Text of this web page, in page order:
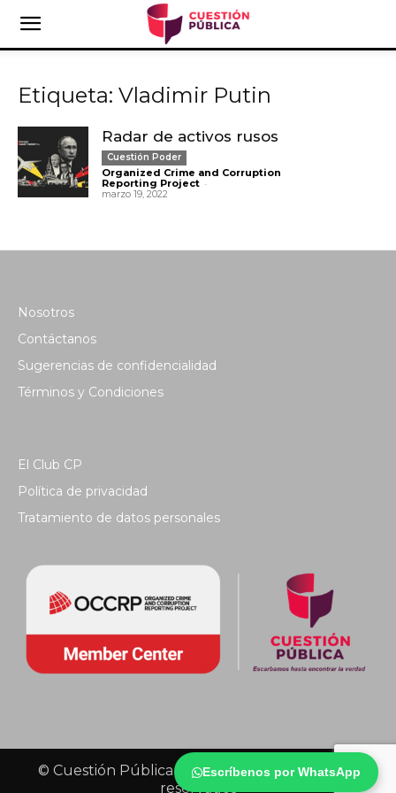
Escríbenos por WhatsApp
Etiqueta: Vladimir Putin
Radar de activos rusos
Cuestión Poder
Organized Crime and Corruption
Reporting Project -
marzo 19, 2022
Nosotros
Contáctanos
Sugerencias de confidencialidad
Términos y Condiciones
El Club CP
Política de privacidad
Tratamiento de datos personales
© Cuestión Pública 2018 - Todos los derechos
reservados